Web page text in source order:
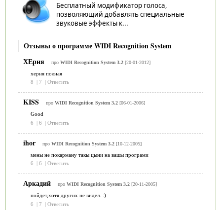
Бесплатный модификатор голоса,
позволяющий добавлять специальные
звуковые эффекты к...
Отзывы о программе WIDI Recognition System
ХЕрня
про WIDI Recognition System 3.2[20-01-2012]
херня полная
8
7 Ответить
KISS про WIDI Recognition System 3.2[06-01-2006]
Good
6
| 6 | Ответить
ihor про WIDI Recognition System 3.2[10-12-2005]
мены не покарману такы цыни на вашы програми
6
6 Ответить
Аркадий про WIDI Recognition System 3.2[20-11-2005]
пойдет,хотя других не видел. :)
6
| 7 | Ответить